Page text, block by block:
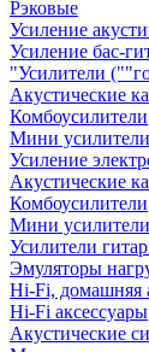
Рэковые
Усиление
Усиление бас-
"Усилители
Акустические
Комбоусилители
Мини
Усиление
Акустические
Комбоусилители
Мини
Усилители
Эмуляторы
Hi-Fi, домашняя
Hi-Fi аксессуары
Акустические